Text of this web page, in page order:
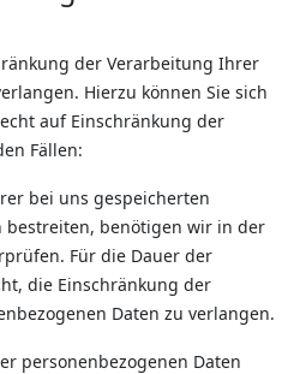
der Verarbeitung Ihrer
Hierzu können Sie sich
auf Einschränkung der
Fällen:
bei uns gespeicherten
bestreiten, benötigen wir in der
Für die Dauer der
die Einschränkung der
Daten zu verlangen.
personenbezogenen Daten